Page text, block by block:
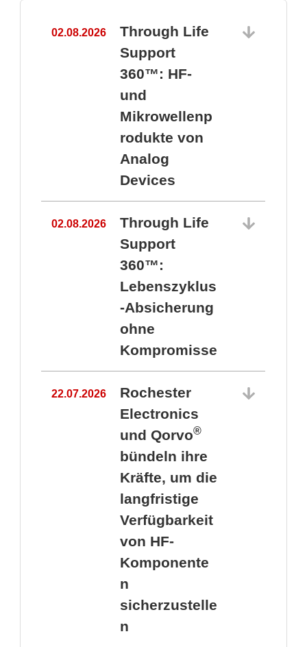
02.08.2026
Through Life
Support
360™: HF-
und
Mikrowellenp
rodukte von
Analog
Devices
02.08.2026
Through Life
Support
360™:
Lebenszyklus
-Absicherung
ohne
Kompromisse
22.07.2026
Rochester
Electronics
und Qorvo®
bündeln ihre
Kräfte, um die
langfristige
Verfügbarkeit
von HF-
Komponente
n
sicherzustelle
n